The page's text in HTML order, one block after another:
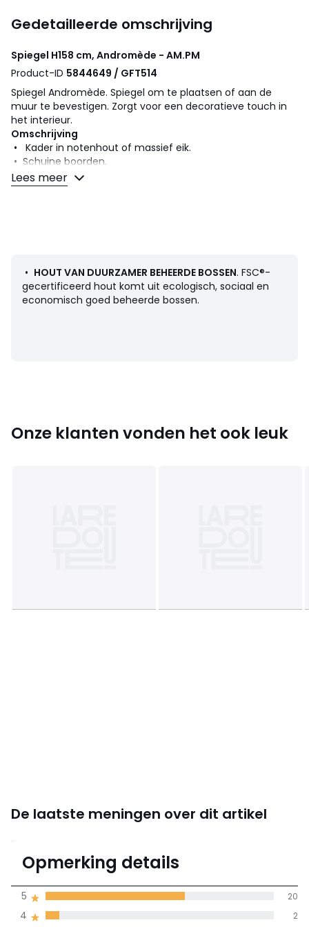
Gedetailleerde omschrijving
Spiegel H158 cm, Andromède - AM.PM
Product-ID 5844649 / GFT514
Spiegel Andromède. Spiegel om te plaatsen of aan de
muur te bevestigen. Zorgt voor een decoratieve touch in
het interieur.
Omschrijving
• Kader in notenhout of massief eik.
• Schuine boorden.
• 4 haakjes voor de muurbevestiging (vijzen en pluggen
niet bijgeleverd).
Afmetingen en gewicht van de pakketten
1 pakket
Lees meer
• HOUT VAN DUURZAMER BEHEERDE BOSSEN. FSC®-
gecertificeerd hout komt uit ecologisch, sociaal en
economisch goed beheerde bossen.
Onze klanten vonden het ook leuk
De laatste meningen over dit artikel
3.8
gemiddelde bereikt
door alle landen
Opmerking details
4 2
5 20